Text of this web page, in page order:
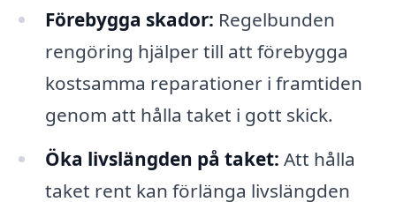
Förebygga skador: Regelbunden
rengöring hjälper till att förebygga
kostsamma reparationer i framtiden
genom att hålla taket i gott skick.
Öka livslängden på taket: Att hålla
taket rent kan förlänga livslängden